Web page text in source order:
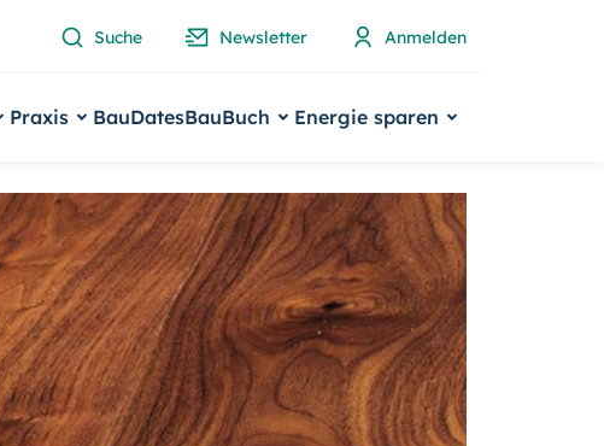
Suche Newsletter Anmelden
Praxis BauDatesBauBuch Energie sparen